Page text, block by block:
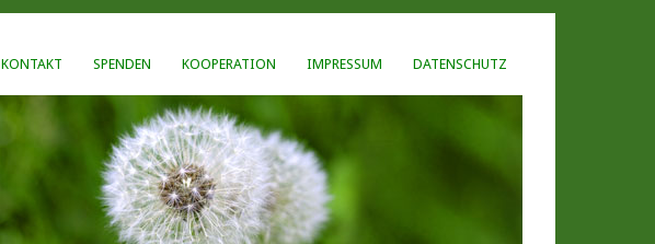
KONTAKT SPENDEN KOOPERATION IMPRESSUM DATENSCHUTZ